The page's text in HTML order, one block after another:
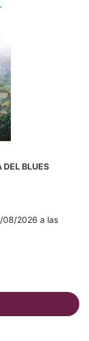
DEL BLUES
08/2026 a las